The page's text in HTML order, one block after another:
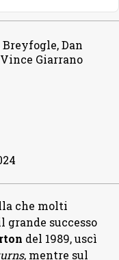
Dan
Giarrano
che molti
grande successo
del 1989, uscì
, mentre sul